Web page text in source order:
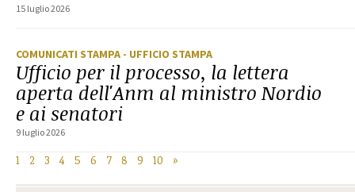
15 luglio 2026
COMUNICATI STAMPA - UFFICIO STAMPA
Ufficio per il processo, la lettera
aperta dell'Anm al ministro Nordio
e ai senatori
9 luglio 2026
1 2 3 4 5 6 7 8 9 10 »